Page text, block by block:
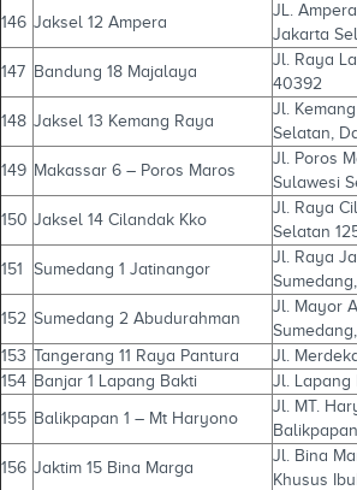
146 Jaksel 12 Ampera
JL.
Jakarta
147 Bandung 18 Majalaya
Jl. Raya
40392
148 Jaksel 13 Kemang Raya
Jl.
Selatan,
149 Makassar 6 – Poros Maros
Jl. Poros
Sulawesi
150 Jaksel 14 Cilandak Kko
Jl. Raya
Selatan
151 Sumedang 1 Jatinangor
Jl. Raya
152 Sumedang 2 Abudurahman
Jl. Mayor
153 Tangerang 11 Raya Pantura
Jl.
154 Banjar 1 Lapang Bakti Jl. Lapang
155 Balikpapan 1 – Mt Haryono
Jl. MT.
156 Jaktim 15 Bina Marga
Jl. Bina
Khusus